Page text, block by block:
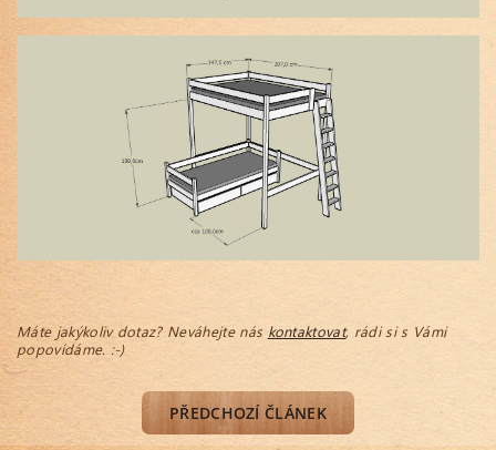
Máte jakýkoliv dotaz? Neváhejte nás kontaktovat, rádi si s Vámi
popovídáme. :-)
PŘEDCHOZÍ ČLÁNEK